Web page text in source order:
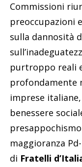
Commissioni
preoccupazioni
sulla dannosità
purtroppo reali
profondamente
imprese
benessere
maggioranza
di Fratelli